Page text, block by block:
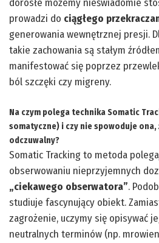
dorosłe możemy nieświadomie
prowadzi do ciągłego
generowania wewnętrznej presji.
takie zachowania są stałym
manifestować się poprzez
ból szczęki czy migreny.
Na czym polega technika Somatic
somatyczne) i czy nie spowoduje
odczuwalny?
Somatic Tracking to metoda
obserwowaniu nieprzyjemnych
„ciekawego obserwatora”.
studiuje fascynujący obiekt.
zagrożenie, uczymy się opisywać
neutralnych terminów (np.